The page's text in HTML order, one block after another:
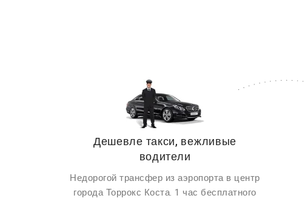
Дешевле такси, вежливые
водители
Недорогой трансфер из аэропорта в центр
города Торрокс Коста. 1 час бесплатного